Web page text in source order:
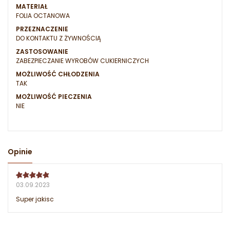
MATERIAŁ
FOLIA OCTANOWA
PRZEZNACZENIE
DO KONTAKTU Z ŻYWNOŚCIĄ
ZASTOSOWANIE
ZABEZPIECZANIE WYROBÓW CUKIERNICZYCH
MOŻLIWOŚĆ CHŁODZENIA
TAK
MOŻLIWOŚĆ PIECZENIA
NIE
Opinie
03.09.2023
Super jakisc